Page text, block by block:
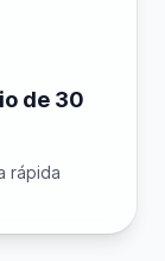
de 30
rápida